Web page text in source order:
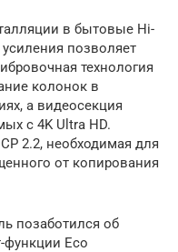
в бытовые Hi-
позволяет
технология
колонок в
а видеосекция
с 4K Ultra HD.
2.2, необходимая для
от копирования
позаботился об
функции Eco